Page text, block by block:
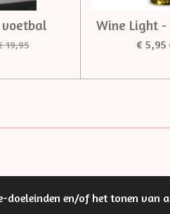
doeleinden en/of het tonen
19,95
Wine Light -
€ 5,95